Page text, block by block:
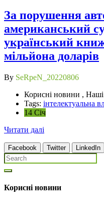
За порушення
американський
український
мільйона доларів
By SeRpeN_20220806
Корисні новини ,
Tags: інтелектуальна
14 Січ
Читати далі
Facebook Twitter LinkedIn
Корисні новини